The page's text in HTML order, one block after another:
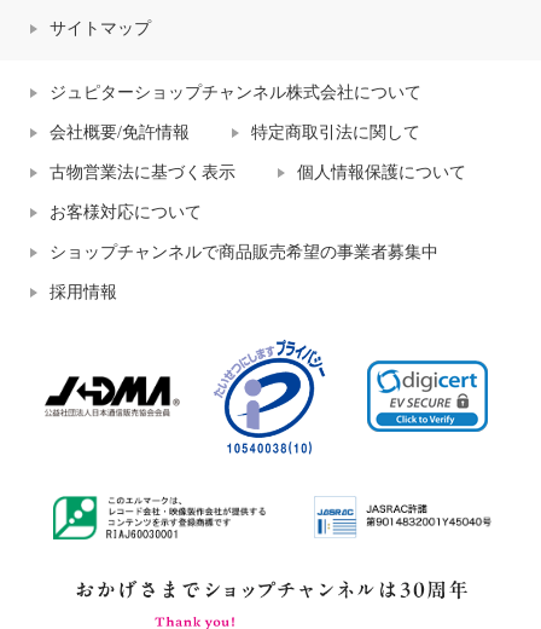
サイトマップ
ジュピターショップチャンネル株式会社について
会社概要/免許情報 特定商取引法に関して
古物営業法に基づく表示 個人情報保護について
お客様対応について
ショップチャンネルで商品販売希望の事業者募集中
採用情報